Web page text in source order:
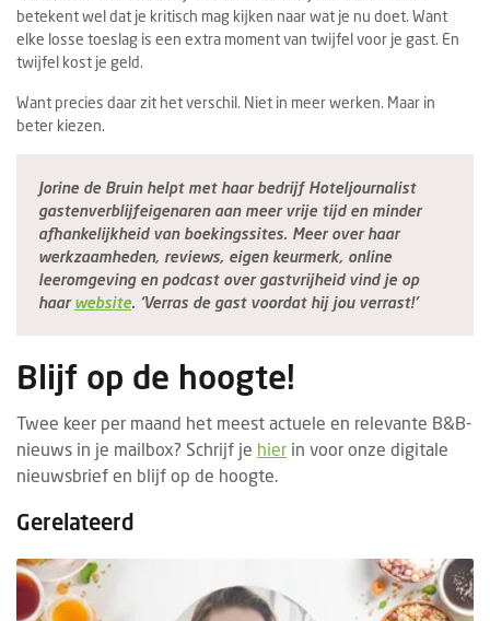
betekent wel dat je kritisch mag kijken naar wat je nu doet. Want
elke losse toeslag is een extra moment van twijfel voor je gast. En
twijfel kost je geld.
Want precies daar zit het verschil. Niet in meer werken. Maar in
beter kiezen.
Jorine de Bruin helpt met haar bedrijf Hoteljournalist
gastenverblijfeigenaren aan meer vrije tijd en minder
afhankelijkheid van boekingssites. Meer over haar
werkzaamheden, reviews, eigen keurmerk, online
leeromgeving en podcast over gastvrijheid vind je op
haarwebsite. ‘Verras de gast voordat hij jou verrast!’
Blijf op de hoogte!
Twee keer per maand het meest actuele en relevante B&B-
nieuws in je mailbox? Schrijf je hier in voor onze digitale
nieuwsbrief en blijf op de hoogte.
Gerelateerd